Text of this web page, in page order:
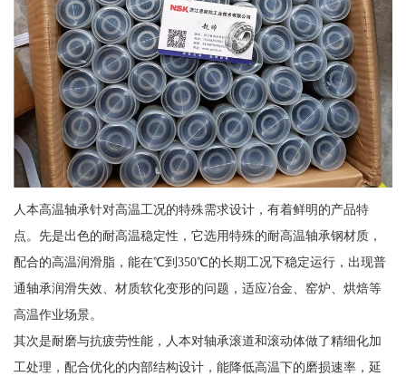
人本高温轴承针对高温工况的特殊需求设计，有着鲜明的产品特
点。先是出色的耐高温稳定性，它选用特殊的耐高温轴承钢材质，
配合的高温润滑脂，能在℃到350℃的长期工况下稳定运行，出现普
通轴承润滑失效、材质软化变形的问题，适应冶金、窑炉、烘焙等
高温作业场景。
其次是耐磨与抗疲劳性能，人本对轴承滚道和滚动体做了精细化加
工处理，配合优化的内部结构设计，能降低高温下的磨损速率，延